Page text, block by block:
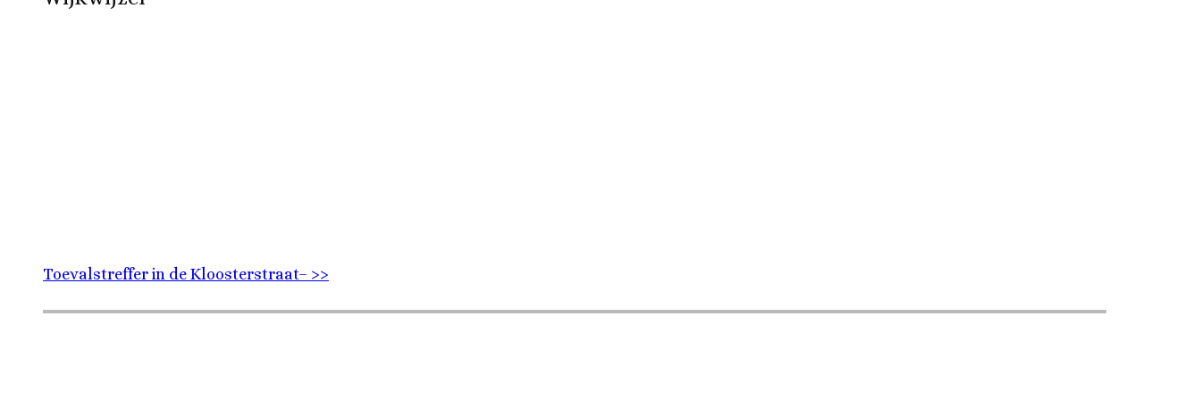
Toevalstreffer in de Kloosterstraat– >>